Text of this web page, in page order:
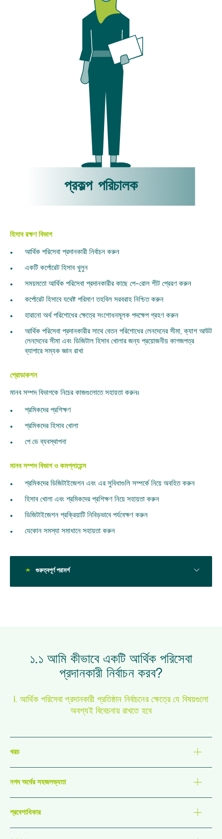
হিসাব রক্ষণ বিভাগ
আর্থিক পরিসেবা প্রদানকারী নির্বাচন করুন
একটি কর্পোরেট হিসাব খুলুন
সময়মতো আর্থিক পরিসেবা প্রদানকারীর কাছে পে-রোল শীট প্রেরণ করুন
কর্পোরেট হিসাবে যথেষ্ট পরিমাণ তহবিল সরবরাহ নিশ্চিত করুন
হারানো অর্থ পরিশোধের ক্ষেত্রে সংশোধনমূলক পদক্ষেপ গ্রহণ করুন
আর্থিক পরিসেবা প্রদানকারীর সাথে বেতন পরিশোধের লেনদেনের সীমা, ক্যাশ আউট
লেনদেনের সীমা এবং ডিজিটাল হিসাব খোলার জন্য প্রয়োজনীয় কাগজপত্র
ব্যাপারে সম্যক জ্ঞান রাখা
প্রোডাকশন
মানব সম্পদ বিভাগকে নিচের কাজগুলোতে সহায়তা করুনঃ
শ্রমিকদের প্রশিক্ষণ
শ্রমিকদের হিসাব খোলা
পে ডে ব্যবস্থাপনা
মানব সম্পদ বিভাগ ও কমপ্লায়েন্স
শ্রমিকদের ডিজিটাইজেশন এবং এর সুবিধাগুলি সম্পর্কে নিয়ে অবহিত করুন
হিসাব খোলা এবং শ্রমিকদের প্রশিক্ষণ নিয়ে সহায়তা করুন
ডিজিটাইজেশন প্রক্রিয়াটি নিবিড়ভাবে পর্যবেক্ষণ করুন
যেকোন সমস্যা সমাধানে সহায়তা করুন
গুরুত্বপূর্ণ পরামর্শ
১.১ আমি কীভাবে একটি আর্থিক পরিসেবা
প্রদানকারী নির্বাচন করব?
i. আর্থিক পরিসেবা প্রদানকারী প্রতিষ্ঠান নির্বাচনের ক্ষেত্রে যে বিষয়গুলো
অবশ্যই বিবেচনায় রাখতে হবে
খরচ
নগদ অর্থের সহজলভ্যতা
প্রবেশাধিকার